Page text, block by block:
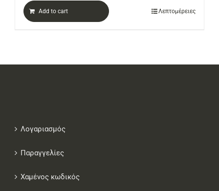
Add to cart Λεπτομέρειες
Λογαριασμός
Παραγγελίες
Χαμένος κωδικός